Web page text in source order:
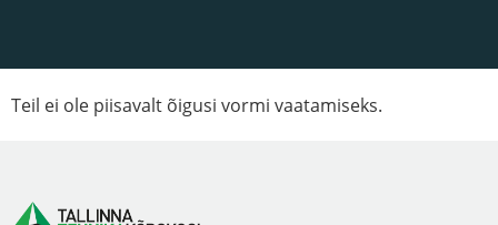
Teil ei ole piisavalt õigusi vormi vaatamiseks.